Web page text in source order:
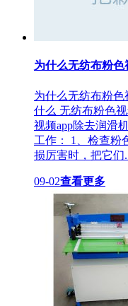
为什么无纺布粉色
为什么无纺布粉色
什么 无纺布粉色视
视频app除去润滑
工作： 1、检
损厉害时，把它们
09-02查看更多